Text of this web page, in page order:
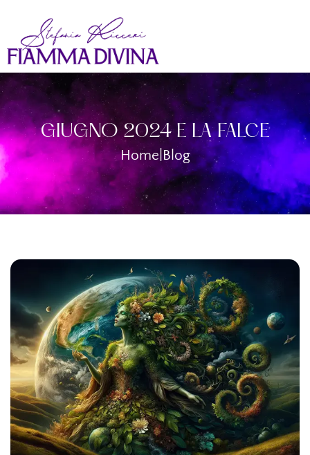
GIUGNO 2024 E LA FALCE
Home Blog